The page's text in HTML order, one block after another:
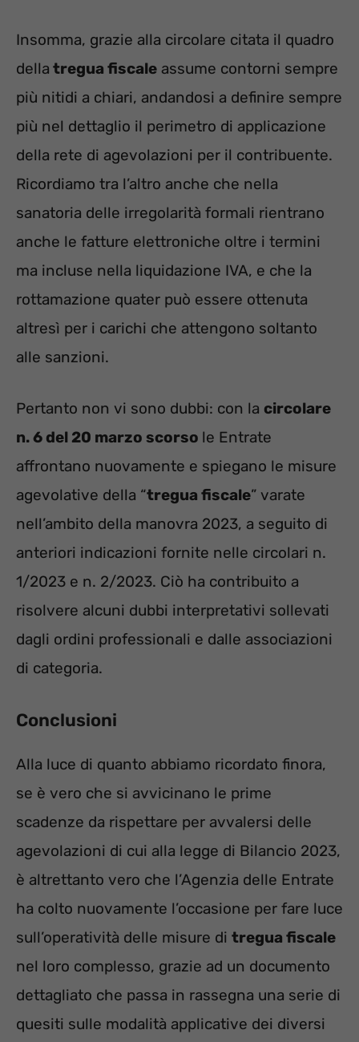
Insomma, grazie alla circolare citata il quadro
della tregua fiscale assume contorni sempre
più nitidi a chiari, andandosi a definire sempre
più nel dettaglio il perimetro di applicazione
della rete di agevolazioni per il contribuente.
Ricordiamo tra l’altro anche che nella
sanatoria delle irregolarità formali rientrano
anche le fatture elettroniche oltre i termini
ma incluse nella liquidazione IVA, e che la
rottamazione quater può essere ottenuta
altresì per i carichi che attengono soltanto
alle sanzioni.
Pertanto non vi sono dubbi: con la circolare
n. 6 del 20 marzo scorso le Entrate
affrontano nuovamente e spiegano le misure
agevolative della “tregua fiscale” varate
nell’ambito della manovra 2023, a seguito di
anteriori indicazioni fornite nelle circolari n.
1/2023 e n. 2/2023. Ciò ha contribuito a
risolvere alcuni dubbi interpretativi sollevati
dagli ordini professionali e dalle associazioni
di categoria.
Conclusioni
Alla luce di quanto abbiamo ricordato finora,
se è vero che si avvicinano le prime
scadenze da rispettare per avvalersi delle
agevolazioni di cui alla legge di Bilancio 2023,
è altrettanto vero che l’Agenzia delle Entrate
ha colto nuovamente l’occasione per fare luce
sull’operatività delle misure di tregua fiscale
nel loro complesso, grazie ad un documento
dettagliato che passa in rassegna una serie di
quesiti sulle modalità applicative dei diversi